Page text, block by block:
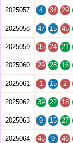
2025057 4 34 29
2025058 47 15 45
2025059 35 24 21
2025060 29 28 16
2025061 1 15 2
2025062 39 22 18
2025063 9 15 27
2025064 45 9 46